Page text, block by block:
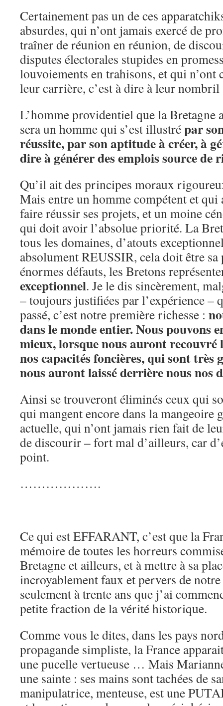
Certainement pas un de ces
absurdes, qui n’ont jamais exercé de
traîner de réunion en réunion, de
disputes électorales stupides en
louvoiements en trahisons, et qui n’ont
leur carrière, c’est à dire à leur
L’homme providentiel que la Bretagne
sera un homme qui s’est illustrépar
réussite, par son aptitude à créer, à
dire à générer des emplois source de
Qu’il ait des principes moraux
Mais entre un homme compétent et qui
faire réussir ses projets, et un moine
qui doit avoir l’absolue priorité. La
tous les domaines, d’atouts
absolument REUSSIR, cela doit être
énormes défauts, les Bretons
exceptionnel. Je le dis sincèrement,
– toujours justifiées par l’expérience –
passé, c’est notre première richesse :
dans le monde entier. Nous pouvons
mieux, lorsque nous auront recouvré
nos capacités foncières, qui sont très
nous auront laissé derrière nous nos
Ainsi se trouveront éliminés ceux qui
qui mangent encore dans la mangeoire
actuelle, qui n’ont jamais rien fait de
de discourir – fort mal d’ailleurs, car
point.
……………….
Ce qui est EFFARANT, c’est que la
mémoire de toutes les horreurs
Bretagne et ailleurs, et à mettre à sa
incroyablement faux et pervers de
seulement à trente ans que j’ai
petite fraction de la vérité historique.
Comme vous le dites, dans les pays
propagande simpliste, la France
une pucelle vertueuse … Mais
une sainte : ses mains sont tachées de
manipulatrice, menteuse, est une